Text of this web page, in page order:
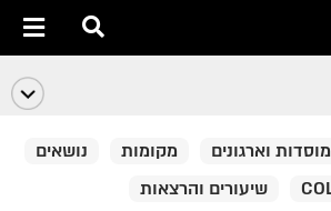
מוסדות וארגונים מקומות
נושאים
שיעורים והרצאות